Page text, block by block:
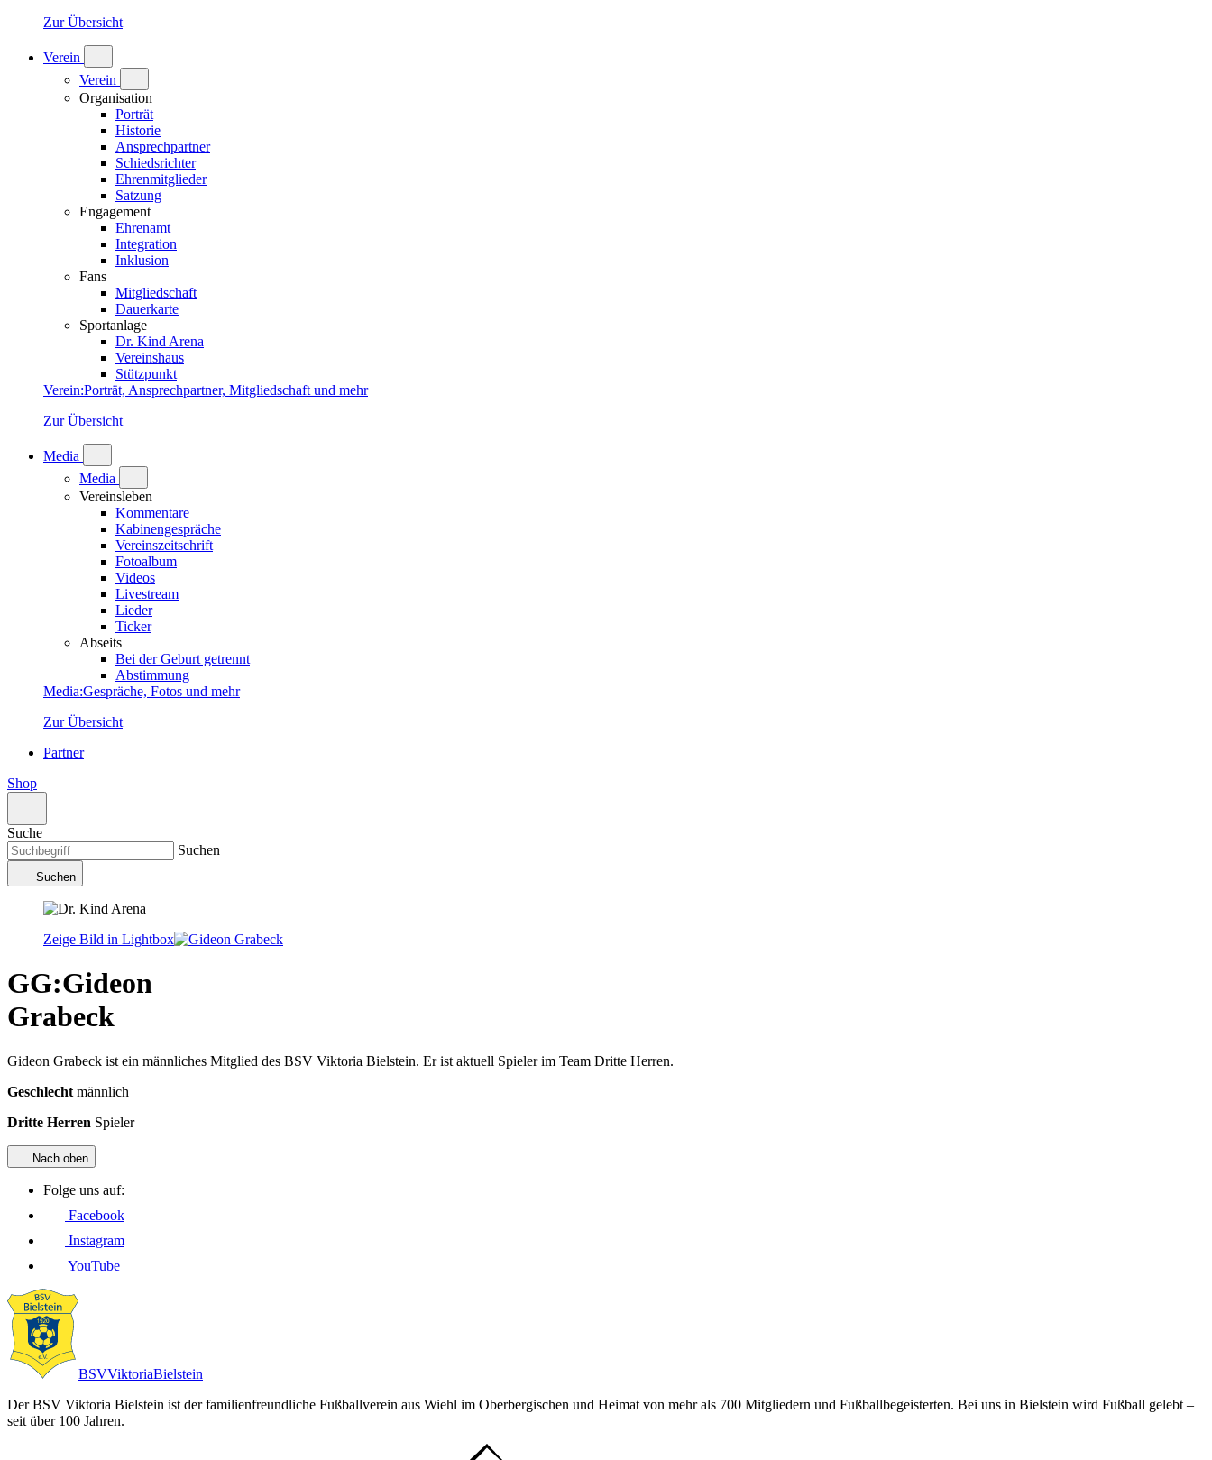
Zur Übersicht
Verein
Verein
Organisation
Porträt
Historie
Ansprechpartner
Schiedsrichter
Ehrenmitglieder
Satzung
Engagement
Ehrenamt
Integration
Inklusion
Fans
Mitgliedschaft
Dauerkarte
Sportanlage
Dr. Kind Arena
Vereinshaus
Stützpunkt
Verein:Porträt, Ansprechpartner, Mitgliedschaft und mehr
Zur Übersicht
Media
Media
Vereinsleben
Kommentare
Kabinengespräche
Vereinszeitschrift
Fotoalbum
Videos
Livestream
Lieder
Ticker
Abseits
Bei der Geburt getrennt
Abstimmung
Media:Gespräche, Fotos und mehr
Zur Übersicht
Partner
Shop
Suche
Suchen
Suchen
Zeige Bild in Lightbox
GG:Gideon
Grabeck
Gideon Grabeck ist ein männliches Mitglied des BSV Viktoria Bielstein. Er ist aktuell Spieler im Team Dritte Herren.
Geschlecht männlich
Dritte Herren Spieler
Nach oben
Folge uns auf:
Facebook
Instagram
YouTube
BSVViktoriaBielstein
Der BSV Viktoria Bielstein ist der familienfreundliche Fußballverein aus Wiehl im Oberbergischen und Heimat von mehr als 700 Mitgliedern und Fußballbegeisterten. Bei uns in Bielstein wird Fußball gelebt –
seit über 100 Jahren.